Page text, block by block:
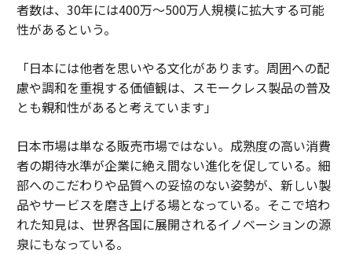
者数は、30年には400万～500万人規模に拡大する可能
性があるという。
「日本には他者を思いやる文化があります。周囲への配
慮や調和を重視する価値観は、スモークレス製品の普及
とも親和性があると考えています」
日本市場は単なる販売市場ではない。成熟度の高い消費
者の期待水準が企業に絶え間ない進化を促している。細
部へのこだわりや品質への妥協のない姿勢が、新しい製
品やサービスを磨き上げる場となっている。そこで培わ
れた知見は、世界各国に展開されるイノベーションの源
泉にもなっている。